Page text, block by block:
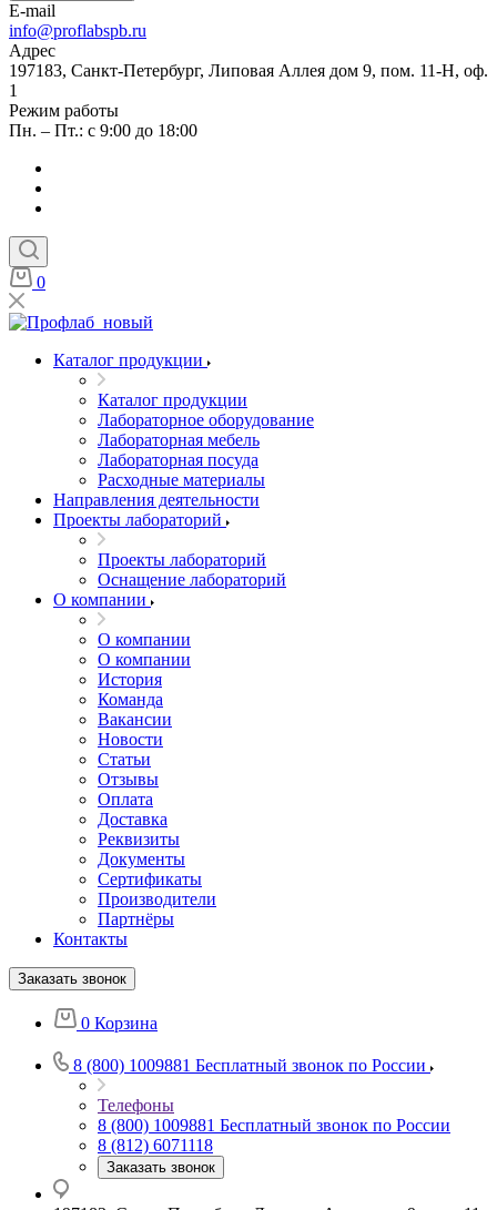
E-mail
info@proflabspb.ru
Адрес
197183, Санкт-Петербург, Липовая Аллея дом 9, пом. 11-Н, оф.
1
Режим работы
Пн. – Пт.: с 9:00 до 18:00
0
Каталог продукции
Каталог продукции
Лабораторное оборудование
Лабораторная мебель
Лабораторная посуда
Расходные материалы
Направления деятельности
Проекты лабораторий
Проекты лабораторий
Оснащение лабораторий
О компании
О компании
О компании
История
Команда
Вакансии
Новости
Статьи
Отзывы
Оплата
Доставка
Реквизиты
Документы
Сертификаты
Производители
Партнёры
Контакты
Заказать звонок
0 Корзина
8 (800) 1009881 Бесплатный звонок по России
Телефоны
8 (800) 1009881 Бесплатный звонок по России
8 (812) 6071118
Заказать звонок